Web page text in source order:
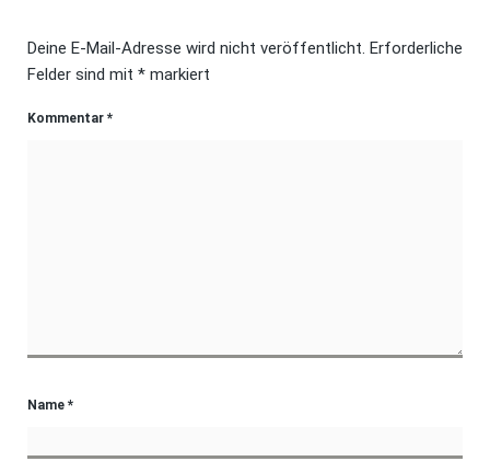
Deine E-Mail-Adresse wird nicht veröffentlicht. Erforderliche
Felder sind mit * markiert
Kommentar *
Name *